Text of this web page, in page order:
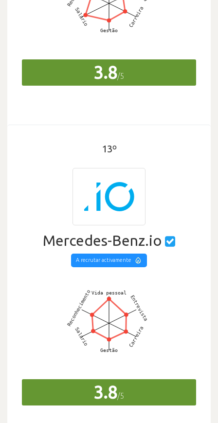
3.8/5
13º
Mercedes-Benz.io
A recrutar activamente
3.8/5